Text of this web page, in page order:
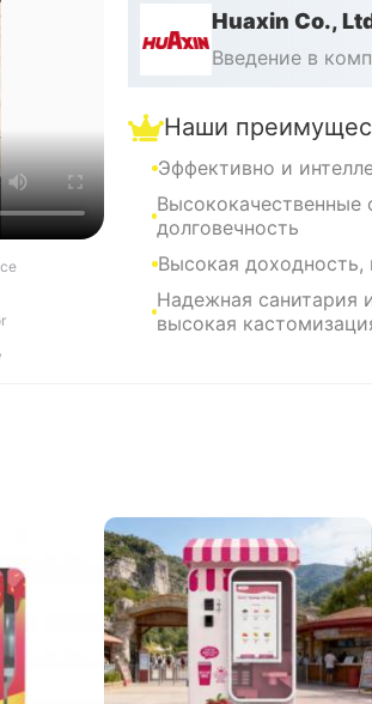
замороженные ладоты
ана для
управлением на
Huaxin Co.,
Введение в
Наши
Эффективно и
Высококачественные
долговечность
Высокая
Надежная санитария
высокая